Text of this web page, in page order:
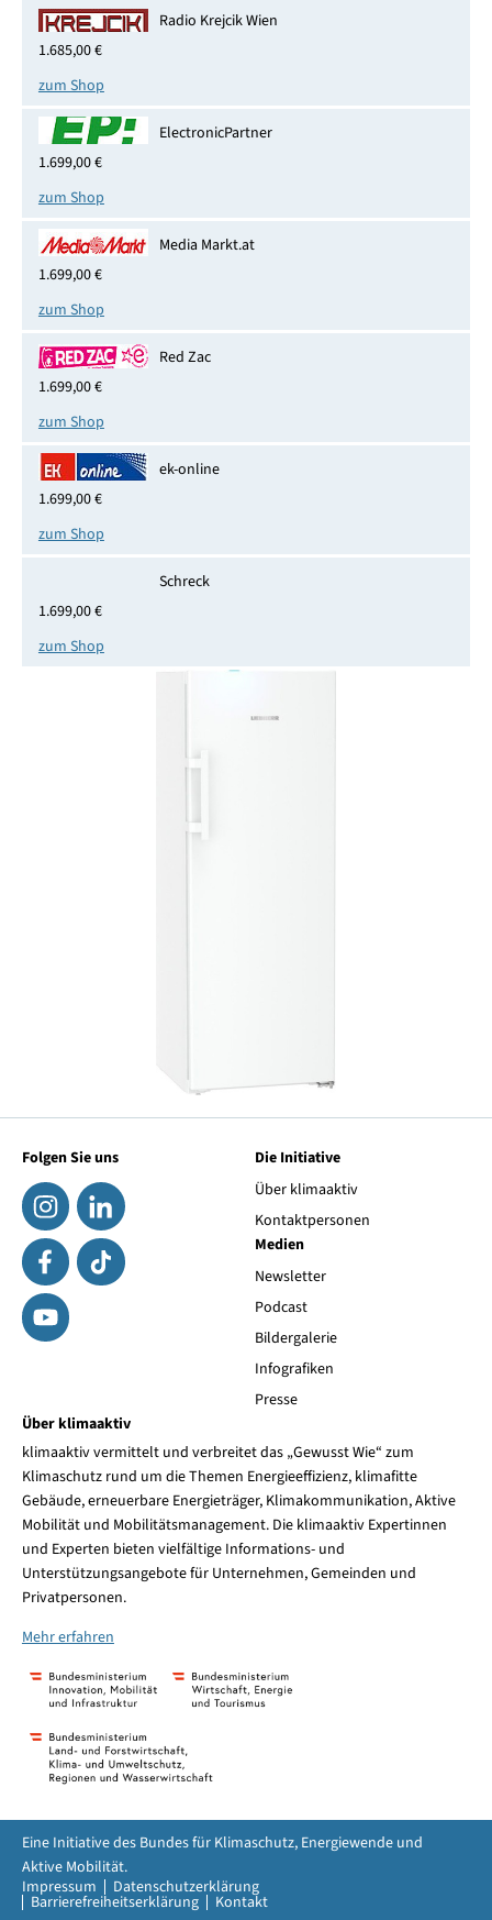
Radio Krejcik Wien
1.685,00 €
zum Shop
ElectronicPartner
1.699,00 €
zum Shop
Media Markt.at
1.699,00 €
zum Shop
Red Zac
1.699,00 €
zum Shop
ek-online
1.699,00 €
zum Shop
Schreck
1.699,00 €
zum Shop
Folgen Sie uns
Die Initiative
Über klimaaktiv
Kontaktpersonen
Medien
Newsletter
Podcast
Bildergalerie
Infografiken
Presse
Über klimaaktiv
klimaaktiv vermittelt und verbreitet das „Gewusst Wie“ zum
Klimaschutz rund um die Themen Energieeffizienz, klimafitte
Gebäude, erneuerbare Energieträger, Klimakommunikation, Aktive
Mobilität und Mobilitätsmanagement. Die klimaaktiv Expertinnen
und Experten bieten vielfältige Informations- und
Unterstützungsangebote für Unternehmen, Gemeinden und
Privatpersonen.
Mehr erfahren
Impressum Datenschutzerklärung
Barrierefreiheitserklärung Kontakt
Eine Initiative des Bundes für Klimaschutz, Energiewende und
Aktive Mobilität.